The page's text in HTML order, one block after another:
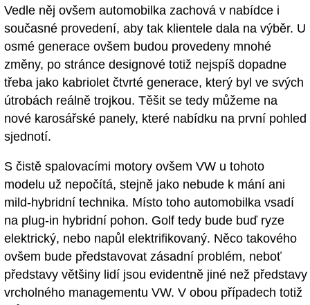
Vedle něj ovšem automobilka zachová v nabídce i
současné provedení, aby tak klientele dala na výběr. U
osmé generace ovšem budou provedeny mnohé
změny, po stránce designové totiž nejspíš dopadne
třeba jako kabriolet čtvrté generace, který byl ve svých
útrobách reálně trojkou. Těšit se tedy můžeme na
nové karosářské panely, které nabídku na první pohled
sjednotí.
S čistě spalovacími motory ovšem VW u tohoto
modelu už nepočítá, stejně jako nebude k mání ani
mild-hybridní technika. Místo toho automobilka vsadí
na plug-in hybridní pohon. Golf tedy bude buď ryze
elektrický, nebo napůl elektrifikovaný. Něco takového
ovšem bude představovat zásadní problém, neboť
představy většiny lidí jsou evidentně jiné než představy
vrcholného managementu VW. V obou případech totiž